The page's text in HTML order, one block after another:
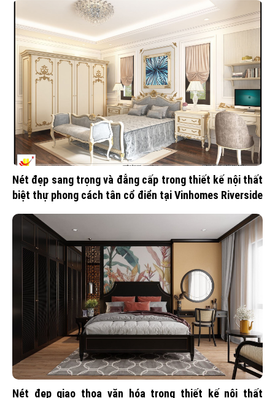
Nét đẹp sang trọng và đẳng cấp trong thiết kế nội thất
biệt thự phong cách tân cổ điển tại Vinhomes Riverside
Nét đẹp giao thoa văn hóa trong thiết kế nội thất